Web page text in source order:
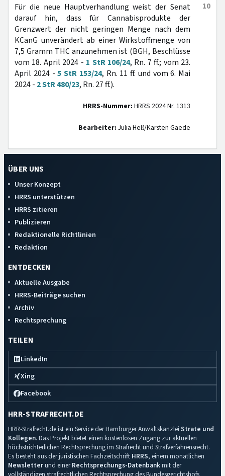
10
Für die neue Hauptverhandlung weist der Senat
darauf hin, dass für Cannabisprodukte der
Grenzwert der nicht geringen Menge nach dem
KCanG unverändert ab einer Wirkstoffmenge von
7,5 Gramm THC anzunehmen ist (BGH, Beschlüsse
vom 18. April 2024 - 1 StR 106/24, Rn. 7 ff.; vom 23.
April 2024 -5 StR 153/24, Rn. 11 ff. und vom 6. Mai
2024 - 2 StR 480/23, Rn. 27 ff.).
HRRS-Nummer: HRRS 2024 Nr. 1313
Bearbeiter: Julia Heß/Karsten Gaede
ÜBER UNS
Unser Konzept
HRRS unterstützen
HRRS zitieren
Publizieren
Redaktionelle Richtlinien
Redaktion
ENTDECKEN
Aktuelle Ausgabe
HRRS-Beiträge suchen
Archiv
Rechtsprechung
TEILEN
LinkedIn
Xing
Facebook
HRR-STRAFRECHT.DE
HRR-Strafrecht.de ist ein Service der Hamburger Anwaltskanzlei Strate und
Kollegen. Das Projekt bietet einen kostenlosen Zugang zur aktuellen
höchstrichterlichen Rechtsprechung im Strafrecht und Strafverfahrensrecht.
Es besteht aus der juristischen Fachzeitschrift HRRS, einem monatlichen
Newsletterund einerRechtsprechungs-Datenbankmit der